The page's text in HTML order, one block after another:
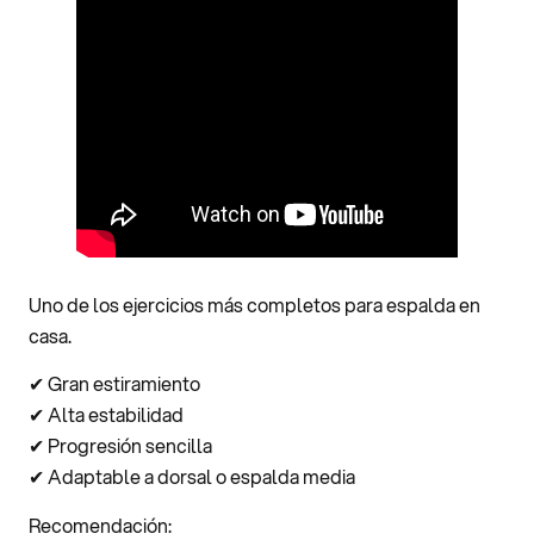
Uno de los ejercicios más completos para espalda en
casa.
✔ Gran estiramiento
✔ Alta estabilidad
✔ Progresión sencilla
✔ Adaptable a dorsal o espalda media
Recomendación: